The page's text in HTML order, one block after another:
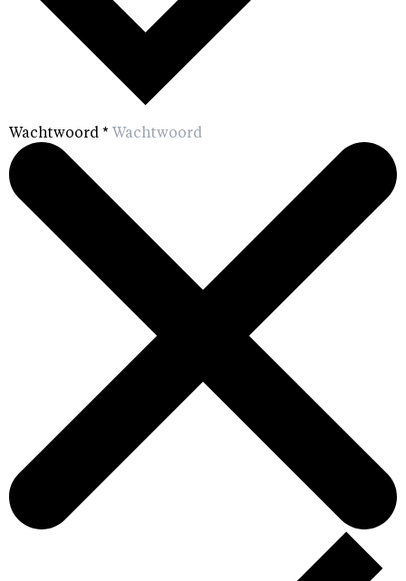
Wachtwoord *